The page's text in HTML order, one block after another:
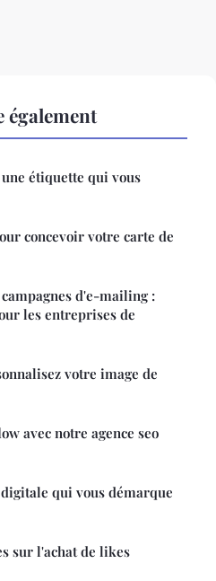
étiquette qui vous
concevoir votre carte de
d'e-mailing :
les entreprises de
votre image de
avec notre agence seo
qui vous démarque
sur l'achat de likes